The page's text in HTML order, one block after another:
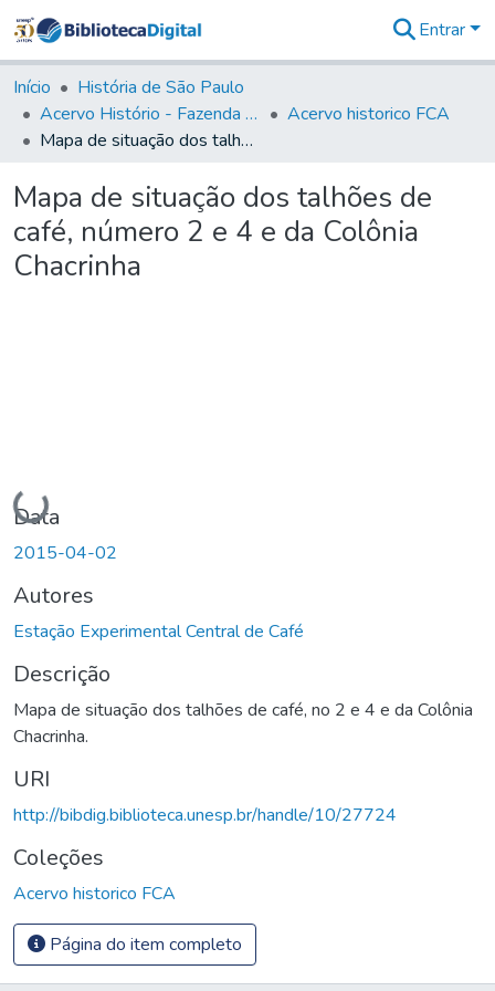
&
Coleções
Tudo na
Biblioteca
Estatísticas
Entrar
Início
História de São Paulo
Acervo Histório - Fazenda Lageado
Acervo historico FCA
Mapa de situação dos talhões de café, número 2 e 4 e da Colônia Chacrinha
Mapa de situação dos talhões de
café, número 2 e 4 e da Colônia
Chacrinha
Carregando...
Data
2015-04-02
Autores
Estação Experimental Central de Café
Descrição
Mapa de situação dos talhões de café, no 2 e 4 e da Colônia
Chacrinha.
URI
http://bibdig.biblioteca.unesp.br/handle/10/27724
Coleções
Acervo historico FCA
Página do item completo